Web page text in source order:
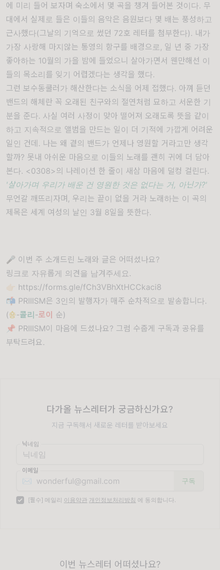
에 미리 들어 보자며 숙소에서 몇 곡을 챙겨 들어본 것이다. 무
대에서 실제로 들은 이들의 음악은 음원보다 몇 배는 풍성하고
근사했다(그날의 기억으로 썼던 72호 레터 를 첨부한다). 내가
가장 사랑해 마지않는 통영의 항구를 배경으로, 일 년 중 가장
좋아하는 10월의 가을 밤에 들었으니 살아가면서 웬만해선 이
들의 목소리를 잊기 어렵겠다는 생각을 했다.
그런 보수동쿨러가 해산한다는 소식을 어제 접했다. 아껴 듣던
밴드의 해체란 꼭 오래된 친구와의 절연처럼 묘하고 서운한 기
분을 준다. 사실 여러 사정이 맞아 떨어져 오래도록 뜻을 같이
하고 지속적으로 앨범을 만드는 일이 더 기적에 가깝게 어려운
일인 건데. 나는 왜 곁의 밴드가 언제나 영원할 거라고만 생각
할까? 못내 아쉬운 마음으로 이들의 노래를 괜히 귀에 더 담아
본다. <0308>의 나레이션 한 줄이 새삼 마음에 덜컹 걸린다.
'살아가며 우리가 배운 건 영원한 것은 없다는 거, 아닌가?'
무언갈 깨뜨리자며, 우리는 끝이 없을 거라 노래하는 이 곡의
제목은 세계 여성의 날인 3월 8일을 뜻한다.
🎤 이번 주 소개드린 노래와 글은 어떠셨나요?
링크로 자유롭게 의견을 남겨주세요.
👉🏻 https://forms.gle/fCh3VBhXtHCCkaci8
📬 PRIIISM은 3인의 발행자가 매주 순차적으로 발송합니다.
(숑-콜리 -로이 순)
📌 PRIIISM이 마음에 드셨나요? 그럼 수줍게 구독과 공유를
부탁드려요.
다가올 뉴스레터가 궁금하신가요?
지금 구독해서 새로운 레터를 받아보세요
닉네임
이메일
✉️
[필수] 메일리 이용약관 개인정보처리방침 에 동의합니다.
이번 뉴스레터 어떠셨나요?